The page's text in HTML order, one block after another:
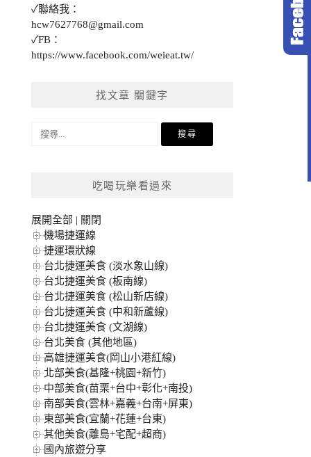
✓聯絡我：
hcw7627768@gmail.com
✓FB：
https://www.facebook.com/weieat.tw/
找文章 關鍵字
搜
吃喝玩樂看過來
展開全部 | 關閉
機場捷運線
捷運環狀線
台北捷運美食 (淡水象山線)
台北捷運美食 (板南線)
台北捷運美食 (松山新店線)
台北捷運美食 (中和新蘆線)
台北捷運美食 (文湖線)
台北美食 (其他地區)
高雄捷運美食(岡山小港紅線)
北部美食(基隆+桃園+新竹)
中部美食(苗栗+台中+彰化+南投)
南部美食(雲林+嘉義+台南+屏東)
東部美食(宜蘭+花蓮+台東)
其他美食(離島+宅配+超商)
國內旅遊分享